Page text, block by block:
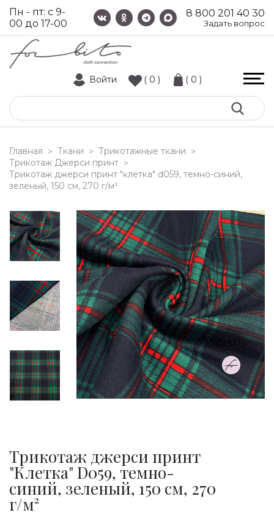
8 800 201 40 30
Задать вопрос
Пн - пт: с 9-
00 до 17-00
Войти ( 0 ) ( 0 )
Главная > Ткани > Трикотажные ткани >
Трикотаж Джерси принт >
трикотаж джерси принт "клетка" d059, темно-синий,
зеленый, 150 см, 270 г/м²
Трикотаж джерси принт
"Клетка" D059, темно-
синий, зеленый, 150 см, 270
г/м²